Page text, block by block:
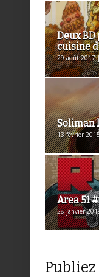
Deux
cuisine
29 août 2017
Soliman
13 février
Area 51
28 janvier